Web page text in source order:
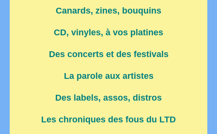
Canards, zines, bouquins
CD, vinyles, à vos platines
Des concerts et des festivals
La parole aux artistes
Des labels, assos, distros
Les chroniques des fous du LTD